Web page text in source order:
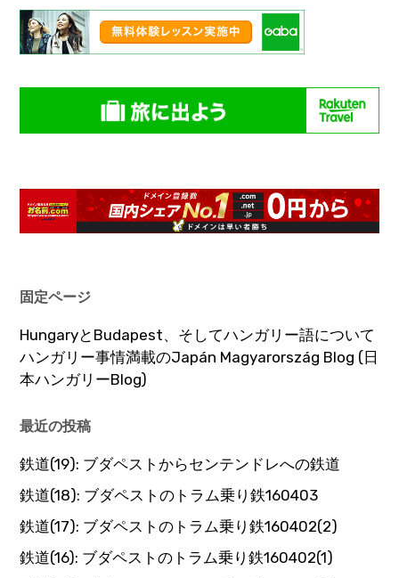
固定ページ
HungaryとBudapest、そしてハンガリー語について
ハンガリー事情満載のJapán Magyarország Blog (日
本ハンガリーBlog)
最近の投稿
鉄道(19): ブダペストからセンテンドレへの鉄道
鉄道(18): ブダペストのトラム乗り鉄160403
鉄道(17): ブダペストのトラム乗り鉄160402(2)
鉄道(16): ブダペストのトラム乗り鉄160402(1)